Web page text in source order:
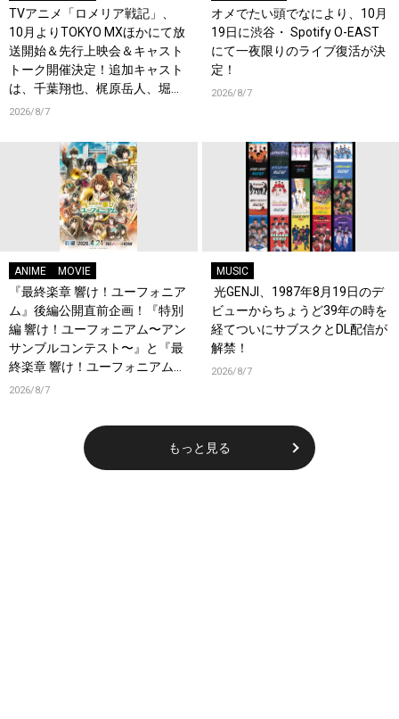
TVアニメ「ロメリア戦記」、
10月よりTOKYO MXほかにて放
送開始＆先行上映会＆キャスト
トーク開催決定！追加キャスト
は、千葉翔也、梶原岳人、堀江
瞬、綿貫竜之介！PV第1弾公
2026/8/7
オメでたい頭でなにより、10月
19日に渋谷・ Spotify O-EAST
にて一夜限りのライブ復活が決
定！
2026/8/7
ANIME MOVIE
『最終楽章 響け！ユーフォニア
ム』後編公開直前企画！『特別
編 響け！ユーフォニアム〜アン
サンブルコンテスト〜』と『最
終楽章 響け！ユーフォニアム』
前編の一挙上映が決定！
2026/8/7
MUSIC
光GENJI、1987年8月19日のデ
ビューからちょうど39年の時を
経てついにサブスクとDL配信が
解禁！
2026/8/7
もっと見る